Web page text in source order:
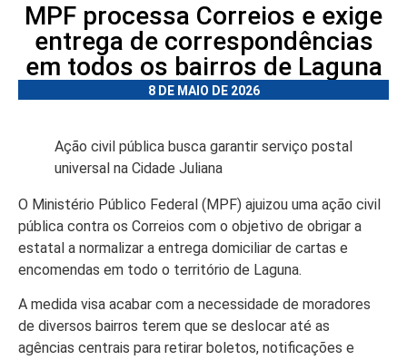
MPF processa Correios e exige
entrega de correspondências
em todos os bairros de Laguna
8 DE MAIO DE 2026
Ação civil pública busca garantir serviço postal
universal na Cidade Juliana
O Ministério Público Federal (MPF) ajuizou uma ação civil
pública contra os Correios com o objetivo de obrigar a
estatal a normalizar a entrega domiciliar de cartas e
encomendas em todo o território de Laguna.
A medida visa acabar com a necessidade de moradores
de diversos bairros terem que se deslocar até as
agências centrais para retirar boletos, notificações e